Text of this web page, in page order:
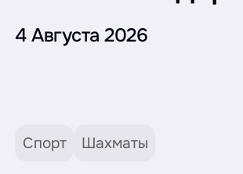
4 Августа 2026
Спорт Шахматы